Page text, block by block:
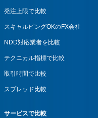
発注上限で比較
スキャルピングOKのFX会社
NDD対応業者を比較
テクニカル指標で比較
取引時間で比較
スプレッド比較
サービスで比較